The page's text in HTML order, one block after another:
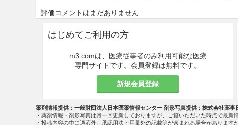
9.1.1 心臓、循環器系機能障害の
循環血液量の増加により、症状
9.2 腎機能障害患者
水分、塩化ナトリウムの過剰投与
9.8 高齢者
評価コメントはまだありません
はじめてご利用の方
m3.comは、医療従事者のみ利用可能な医療
専門サイトです。会員登録は無料です。
新規会員登録
薬剤情報提供：一般財団法人日本医薬情報センター 剤形写真提供：株式会社薬事
・薬剤情報・剤形写真は月一回更新しておりますが、ご覧いただいた時点で最
・投稿内容の中に適応外、承認用法・用量外の記載等が含まれる場合があります